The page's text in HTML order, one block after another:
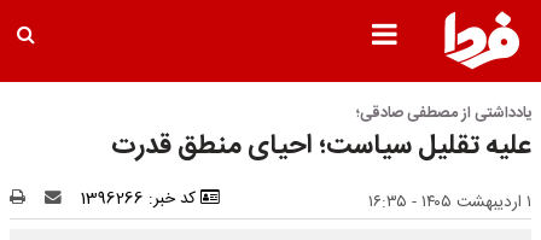
یادداشتی از مصطفی صادقی؛
علیه تقلیل سیاست؛ احیای منطق قدرت
۱ اردیبهشت ۱۴۰۵ - ۱۶:۳۵ کد خبر: 1396266